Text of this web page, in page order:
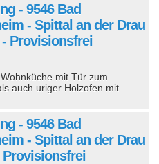
- 9546 Bad
- Spittal an der Drau
- Provisionsfrei
mit Tür zum
auch uriger Holzofen mit
- 9546 Bad
- Spittal an der Drau
Provisionsfrei